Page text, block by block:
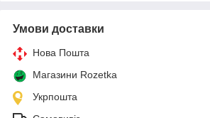
Умови доставки
Нова Пошта
Магазини Rozetka
Укрпошта